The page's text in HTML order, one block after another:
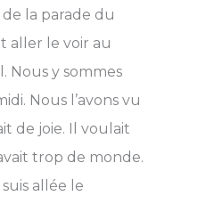
la parade du
aller le voir au
Nous y sommes
Nous l’avons vu
de joie. Il voulait
trop de monde.
allée le